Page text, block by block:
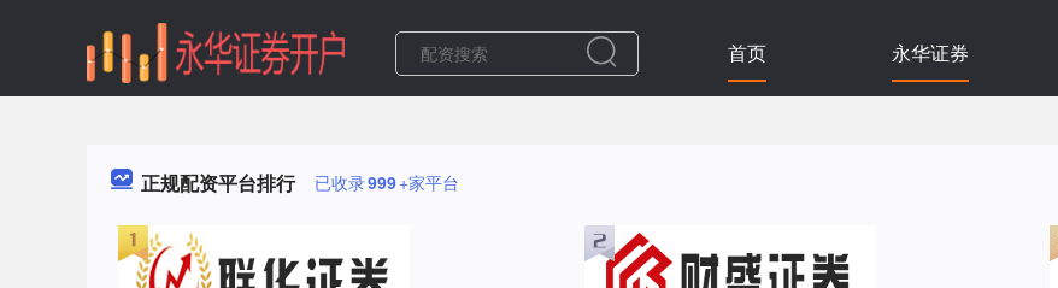
首页 永华证券
正规配资平台排行 已收录999+家平台